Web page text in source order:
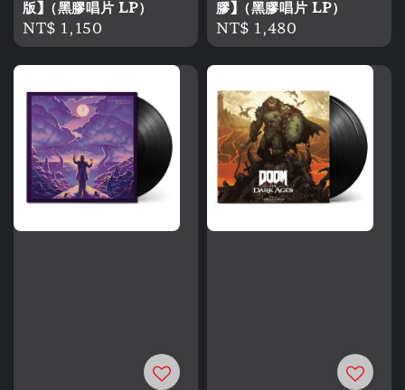
版】（黑膠唱片 LP）
Regular
price
NT$ 1,150
膠】（黑膠唱片 LP）
Regular
price
NT$ 1,480